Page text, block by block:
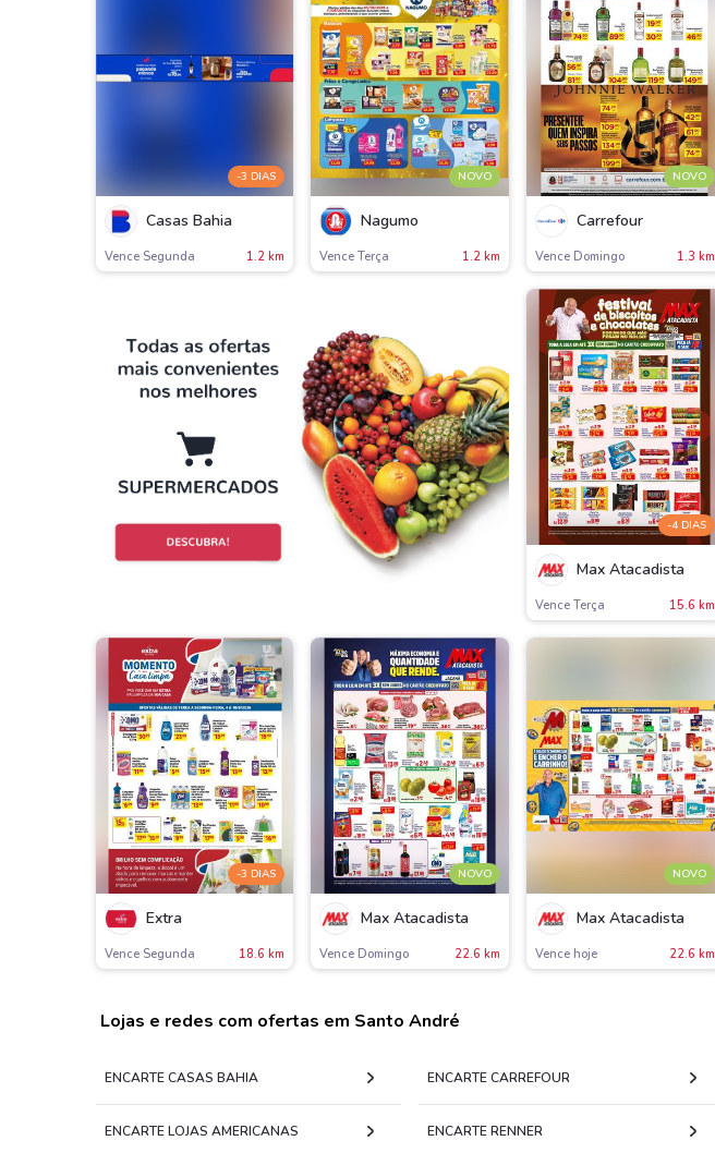
-3 DIAS
Casas Bahia
Vence Segunda 1.2 km
NOVO
Nagumo
Vence Terça 1.2 km
NOVO
Carrefour
Vence Domingo 1.3 km
-4 DIAS
Max Atacadista
Vence Terça 15.6 km
-3 DIAS
Extra
Vence Segunda 18.6 km
NOVO
Max Atacadista
Vence Domingo 22.6 km
NOVO
Max Atacadista
Vence hoje 22.6 km
Lojas e redes com ofertas em Santo André
ENCARTE CASAS BAHIA ENCARTE CARREFOUR
ENCARTE LOJAS AMERICANAS ENCARTE RENNER